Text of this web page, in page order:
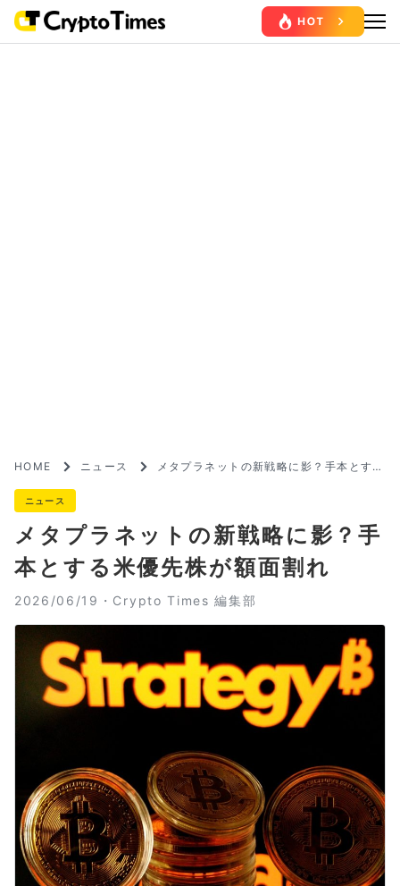
HOME ニュース
メタプラネットの新戦略に影？手本とする
ニュース
メタプラネットの新戦略に影？手
本とする米優先株が額面割れ
2026/06/19・ Crypto Times 編集部